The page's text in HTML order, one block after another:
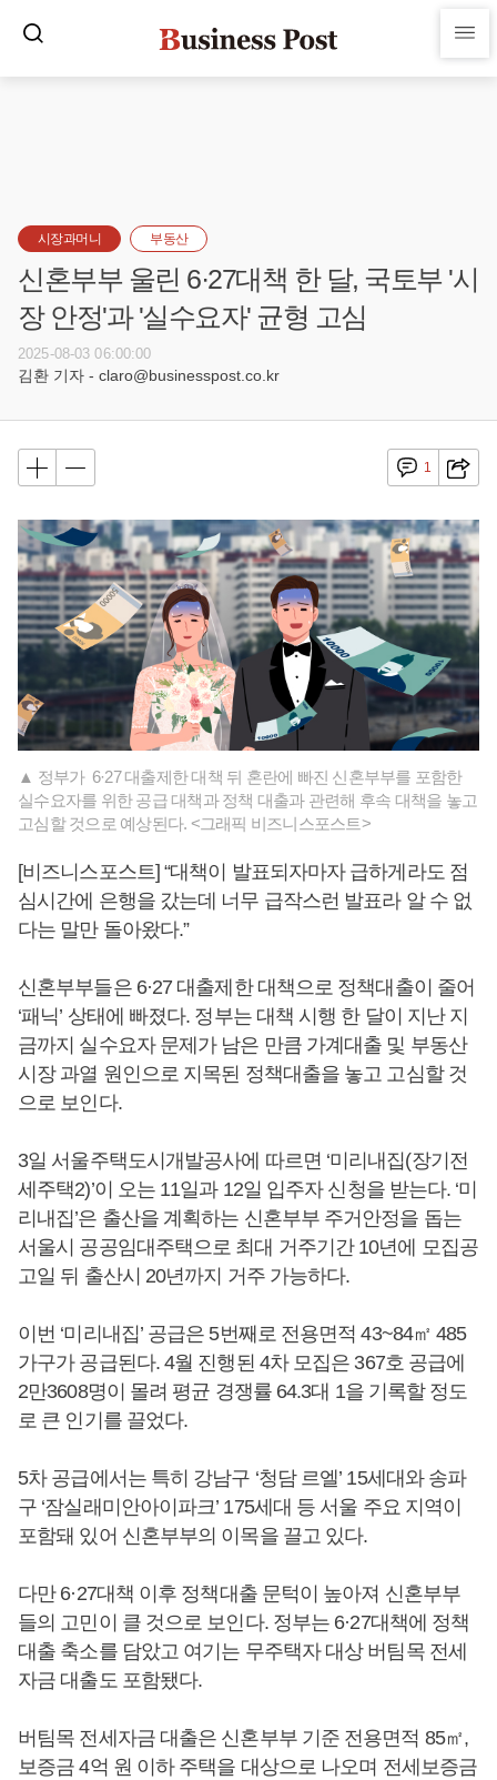
시장과머니 부동산
신혼부부 울린 6·27대책 한 달, 국토부 '시
장 안정'과 '실수요자' 균형 고심
2025-08-03 06:00:00
김환 기자 - claro@businesspost.co.kr
1
▲ 정부가 6·27 대출제한 대책 뒤 혼란에 빠진 신혼부부를 포함한
실수요자를 위한 공급 대책과 정책 대출과 관련해 후속 대책을 놓고
고심할 것으로 예상된다. <그래픽 비즈니스포스트>
[비즈니스포스트] “대책이 발표되자마자 급하게라도 점
심시간에 은행을 갔는데 너무 급작스런 발표라 알 수 없
다는 말만 돌아왔다.”
신혼부부들은 6·27 대출제한 대책으로 정책대출이 줄어
‘패닉’ 상태에 빠졌다. 정부는 대책 시행 한 달이 지난 지
금까지 실수요자 문제가 남은 만큼 가계대출 및 부동산
시장 과열 원인으로 지목된 정책대출을 놓고 고심할 것
으로 보인다.
3일 서울주택도시개발공사에 따르면 ‘미리내집(장기전
세주택2)’이 오는 11일과 12일 입주자 신청을 받는다. ‘미
리내집’은 출산을 계획하는 신혼부부 주거안정을 돕는
서울시 공공임대주택으로 최대 거주기간 10년에 모집공
고일 뒤 출산시 20년까지 거주 가능하다.
이번 ‘미리내집’ 공급은 5번째로 전용면적 43~84㎡ 485
가구가 공급된다. 4월 진행된 4차 모집은 367호 공급에
2만3608명이 몰려 평균 경쟁률 64.3대 1을 기록할 정도
로 큰 인기를 끌었다.
5차 공급에서는 특히 강남구 ‘청담 르엘’ 15세대와 송파
구 ‘잠실래미안아이파크’ 175세대 등 서울 주요 지역이
포함돼 있어 신혼부부의 이목을 끌고 있다.
다만 6·27대책 이후 정책대출 문턱이 높아져 신혼부부
들의 고민이 클 것으로 보인다. 정부는 6·27대책에 정책
대출 축소를 담았고 여기는 무주택자 대상 버팀목 전세
자금 대출도 포함됐다.
버팀목 전세자금 대출은 신혼부부 기준 전용면적 85㎡,
보증금 4억 원 이하 주택을 대상으로 나오며 전세보증금